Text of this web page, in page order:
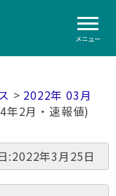
メニュー
> 2022年 03月
年2月・速報値)
:2022年3月25日